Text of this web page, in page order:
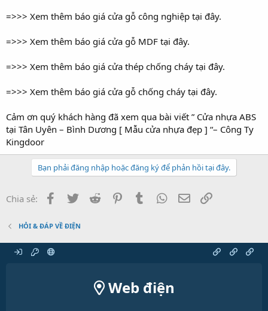
=>>> Xem thêm báo giá cửa gỗ công nghiệp tại đây.
=>>> Xem thêm báo giá cửa gỗ MDF tại đây.
=>>> Xem thêm báo giá cửa thép chống cháy tại đây.
=>>> Xem thêm báo giá cửa gỗ chống cháy tại đây.
Cảm ơn quý khách hàng đã xem qua bài viết ” Cửa nhựa ABS
tại Tân Uyên – Bình Dương [ Mẫu cửa nhựa đẹp ] “– Công Ty
Kingdoor
Bạn phải đăng nhập hoặc đăng ký để phản hồi tại đây.
Chia sẻ: Facebook
Twitter Reddit PinterestTumblr WhatsApp
Email
HỎI & ĐÁP VỀ ĐIỆN
Web điện